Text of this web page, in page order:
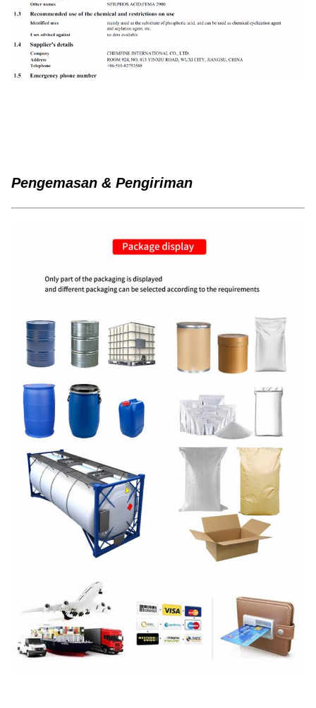
Pengemasan & Pengiriman